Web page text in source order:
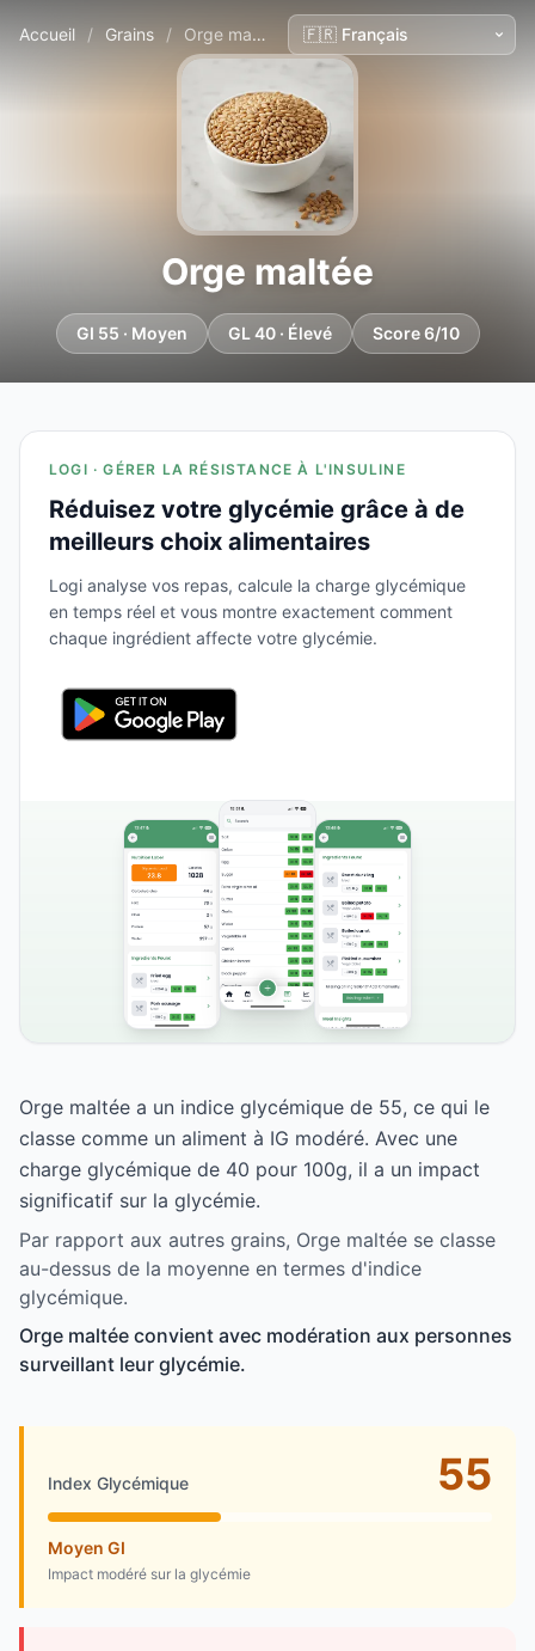
Accueil / Grains / Orge maltée
Orge maltée
GI 55 · Moyen GL 40 · Élevé Score 6/10
LOGI · GÉRER LA RÉSISTANCE À L'INSULINE
Réduisez votre glycémie grâce à de
meilleurs choix alimentaires
Logi analyse vos repas, calcule la charge glycémique
en temps réel et vous montre exactement comment
chaque ingrédient affecte votre glycémie.
Orge maltée a un indice glycémique de 55, ce qui le
classe comme un aliment à IG modéré. Avec une
charge glycémique de 40 pour 100g, il a un impact
significatif sur la glycémie.
Par rapport aux autres grains, Orge maltée se classe
au-dessus de la moyenne en termes d'indice
glycémique.
Orge maltée convient avec modération aux personnes
surveillant leur glycémie.
Index Glycémique 55
Moyen GI
Impact modéré sur la glycémie